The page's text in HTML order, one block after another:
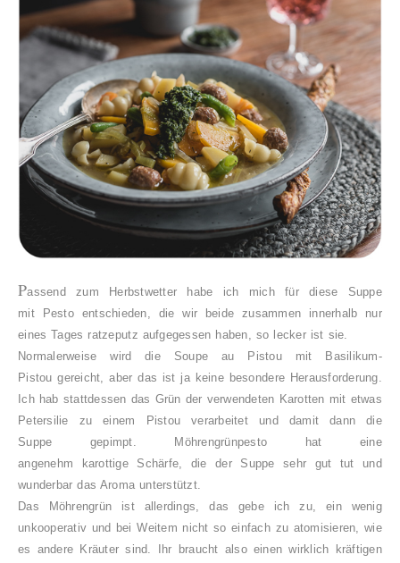
Passend zum Herbstwetter habe ich mich für diese Suppe
mit Pesto entschieden, die wir beide zusammen innerhalb nur
eines Tages ratzeputz aufgegessen haben, so lecker ist sie.
Normalerweise wird die Soupe au Pistou mit Basilikum-
Pistou gereicht, aber das ist ja keine besondere Herausforderung.
Ich hab stattdessen das Grün der verwendeten Karotten mit etwas
Petersilie zu einem Pistou verarbeitet und damit dann die
Suppe gepimpt. Möhrengrünpesto hat eine
angenehm karottige Schärfe, die der Suppe sehr gut tut und
wunderbar das Aroma unterstützt.
Das Möhrengrün ist allerdings, das gebe ich zu, ein wenig
unkooperativ und bei Weitem nicht so einfach zu atomisieren, wie
es andere Kräuter sind. Ihr braucht also einen wirklich kräftigen